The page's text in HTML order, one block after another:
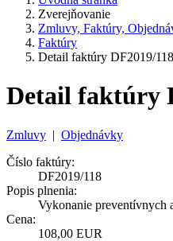
Zverejňovanie
Zmluvy, Faktúry,
Faktúry
Detail faktúry DF2019/118
Detail faktúry
Zmluvy | Objednávky
Číslo faktúry:
DF2019/118
Popis plnenia:
Vykonanie preventívnych
Cena:
108,00 EUR